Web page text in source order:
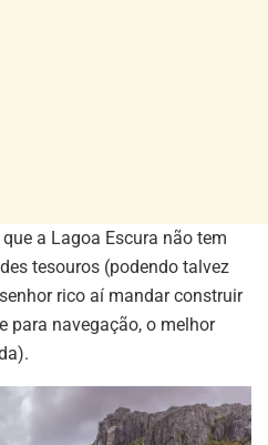
a Lagoa Escura não tem
tesouros (podendo talvez
rico aí mandar construir
para navegação, o melhor